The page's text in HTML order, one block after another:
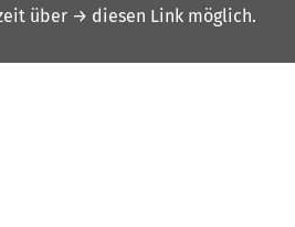
über → diesen Link möglich.